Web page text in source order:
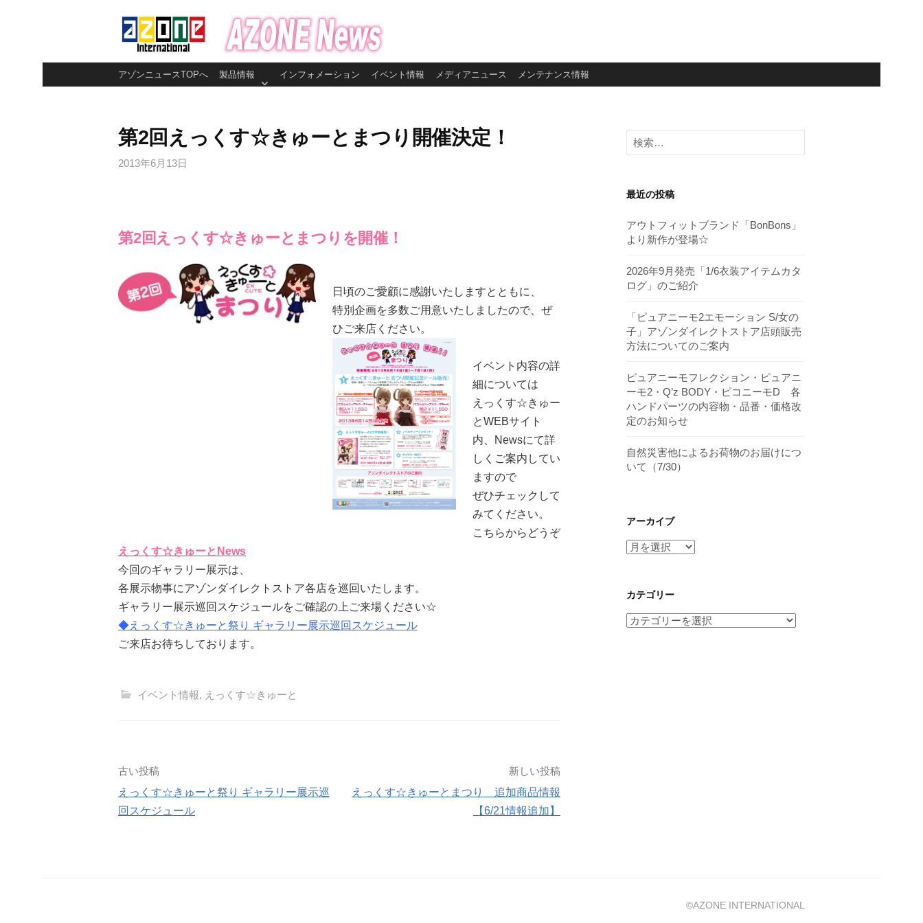
ン
アゾンニュースTOPへ 製品情報 インフォメーション イベント情報 メディアニュース メンテナンス情報
第2回えっくす☆きゅーとまつり開催決定！
2013年6月13日
第2回えっくす☆きゅーとまつりを開催！
日頃のご愛顧に感謝いたしますとともに、
特別企画を多数ご用意いたしましたので、ぜ
ひご来店ください。
イベント内容の詳
細については
えっくす☆きゅー
とWEBサイト
内、Newsにて詳
しくご案内してい
ますので
ぜひチェックして
みてください。
こちらからどうぞ
えっくす☆きゅーとNews
今回のギャラリー展示は、
各展示物事にアゾンダイレクトストア各店を巡回いたします。
ギャラリー展示巡回スケジュールをご確認の上ご来場ください☆
◆えっくす☆きゅーと祭り ギャラリー展示巡回スケジュール
ご来店お待ちしております。
イベント情報, えっくす☆きゅーと
投
稿
古い投稿
えっくす☆きゅーと祭り ギャラリー展示巡
回スケジュール
新しい投稿
えっくす☆きゅーとまつり 追加商品情報
【6/21情報追加】
検
索:
最近の投稿
アウトフィットブランド「BonBons」
より新作が登場☆
2026年9月発売「1/6衣装アイテムカタ
ログ」のご紹介
「ピュアニーモ2エモーション S/女の
子」アゾンダイレクトストア店頭販売
方法についてのご案内
ピュアニーモフレクション・ピュアニ
ーモ2・Q’z BODY・ピコニーモD 各
ハンドパーツの内容物・品番・価格改
定のお知らせ
自然災害他によるお荷物のお届けにつ
いて（7/30）
アーカイブ
ア
イ
ブ
カテゴリー
カ
©AZONE INTERNATIONAL